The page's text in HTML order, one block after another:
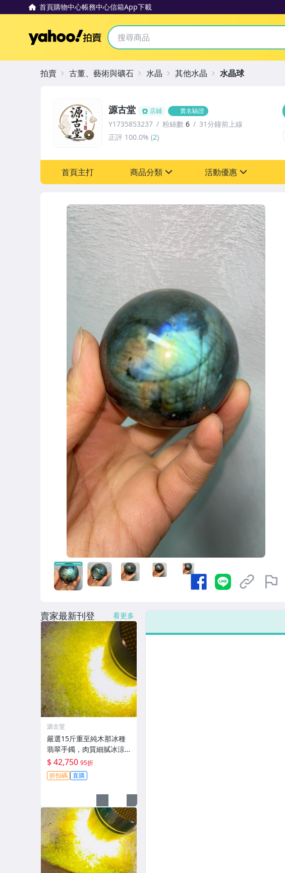
首頁購物中心帳務中心信箱App下載
Yahoo拍賣
源古堂 店鋪 實名驗證
Y1735853237 粉絲數 6
31分鐘前上線
正評 100.0% (2)
首頁主打 商品分類 活動優惠
[全店] 粉絲專享
拍賣 古董、藝術與礦石 水晶 其他水晶 水晶球
賣家最新刊登 看更多
源古堂
嚴選15斤重至純木那冰種
翡翠手鐲，肉質細膩冰涼
感十足，螢光美不勝收，
重量壓手極具收藏價值。
翡翠玉器 翡翠手鏈 冰種翡
$ 42,750 95折
折扣碼 直購